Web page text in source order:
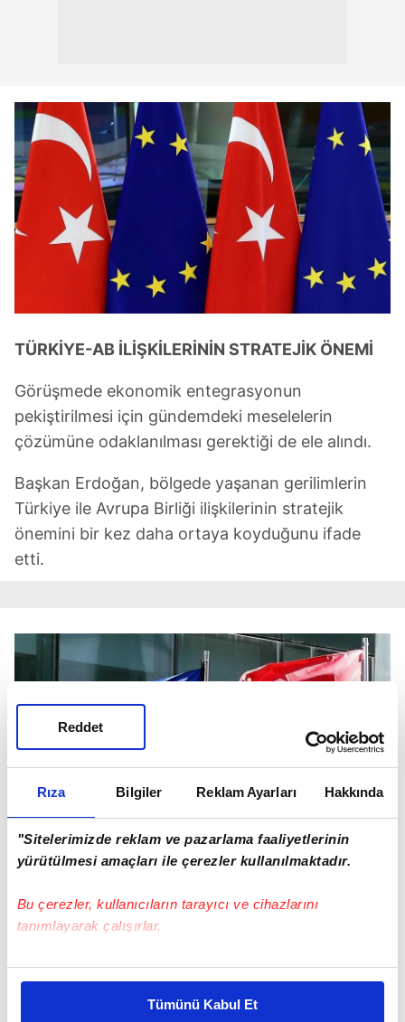
Rıza Bilgiler Reklam Ayarları Hakkında
"Sitelerimizde reklam ve pazarlama faaliyetlerinin
yürütülmesi amaçları ile çerezler kullanılmaktadır.
Bu çerezler, kullanıcıların tarayıcı ve cihazlarını
tanımlayarak çalışırlar.
Bu çerezlere izin vermeniz halinde sizlere özel
daha iyi reklam deneyimi yaşatabiliriz. Bunu yaparken
Tümünü Kabul Et
Reddet
TÜRKİYE-AB İLİŞKİLERİNİN STRATEJİK ÖNEMİ
Görüşmede ekonomik entegrasyonun
pekiştirilmesi için gündemdeki meselelerin
çözümüne odaklanılması gerektiği de ele alındı.
Başkan Erdoğan, bölgede yaşanan gerilimlerin
Türkiye ile Avrupa Birliği ilişkilerinin stratejik
önemini bir kez daha ortaya koyduğunu ifade
etti.
MESAJI
stratejileriyle ilgili girişimlerinde Türkiye'nin yer
almasının fayda sağlayacağını belirtti.